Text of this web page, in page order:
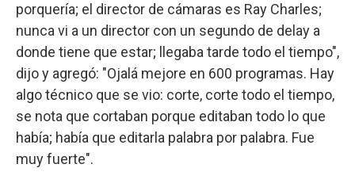
porquería; el director de cámaras es Ray Charles;
nunca vi a un director con un segundo de delay a
donde tiene que estar; llegaba tarde todo el tiempo",
dijo y agregó: "Ojalá mejore en 600 programas. Hay
algo técnico que se vio: corte, corte todo el tiempo,
se nota que cortaban porque editaban todo lo que
había; había que editarla palabra por palabra. Fue
muy fuerte".